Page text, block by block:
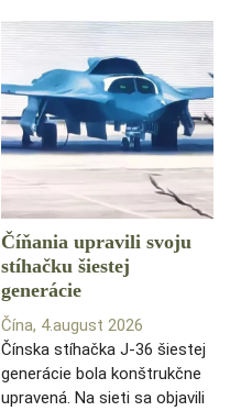
Číňania upravili svoju
stíhačku šiestej
generácie
Čína, 4.august 2026
Čínska stíhačka J-36 šiestej
generácie bola konštrukčne
upravená. Na sieti sa objavili